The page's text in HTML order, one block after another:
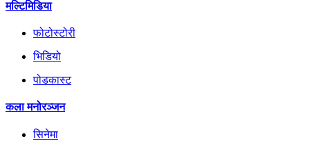
मल्टिमिडिया
फोटोस्टोरी
भिडियो
पोडकास्ट
कला मनोरञ्जन
सिनेमा